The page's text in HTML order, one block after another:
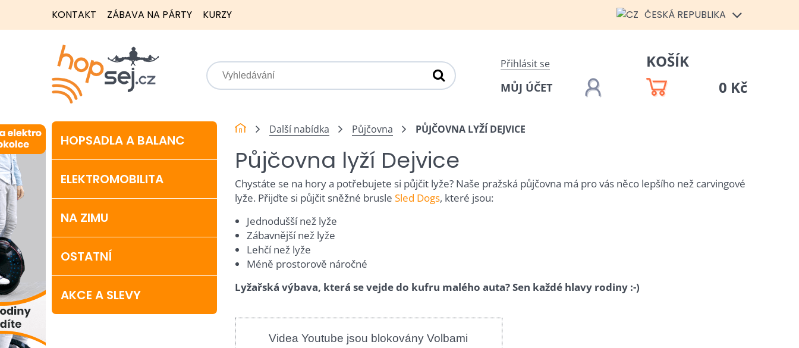
KONTAKT ZÁBAVA NA PÁRTY KURZY ČESKÁ REPUBLIKA
Přihlásit se
MŮJ ÚČET
KOŠÍK
0 Kč
HOPSADLA A BALANC
ELEKTROMOBILITA
NA ZIMU
OSTATNÍ
AKCE A SLEVY
Další nabídka Půjčovna PŮJČOVNA LYŽÍ DEJVICE
Půjčovna lyží Dejvice
Chystáte se na hory a potřebujete si půjčit lyže? Naše pražská půjčovna má pro vás něco lepšího než carvingové
lyže. Přijďte si půjčit sněžné brusle Sled Dogs, které jsou:
Jednodušší než lyže
Zábavnější než lyže
Lehčí než lyže
Méně prostorově náročné
Lyžařská výbava, která se vejde do kufru malého auta? Sen každé hlavy rodiny :-)
Videa Youtube jsou blokovány Volbami